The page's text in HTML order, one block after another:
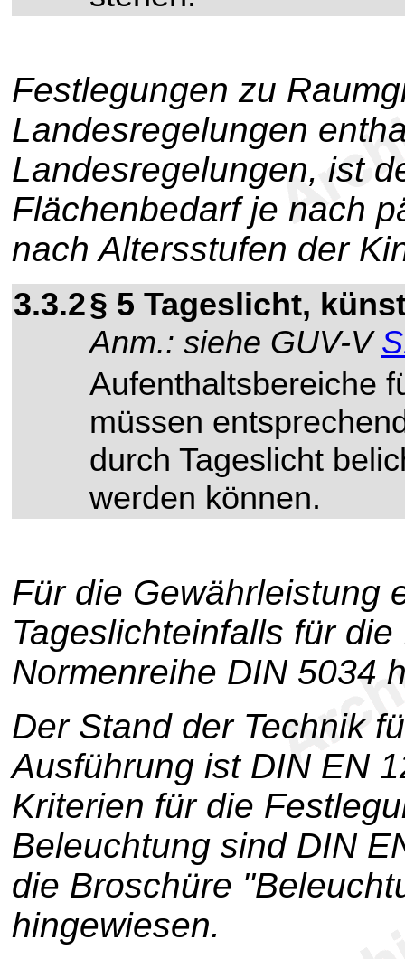
Festlegungen zu
Landesregelungen
Landesregelungen, ist
Flächenbedarf je nach
nach Altersstufen der
3.3.2§ 5 Tageslicht,
Anm.: siehe GUV-V
Aufenthaltsbereiche
müssen
durch Tageslicht
werden können.
Für die Gewährleistung
Tageslichteinfalls für
Normenreihe DIN 5034
Der Stand der Technik
Ausführung ist DIN EN
Kriterien für die
Beleuchtung sind DIN
die Broschüre
hingewiesen.